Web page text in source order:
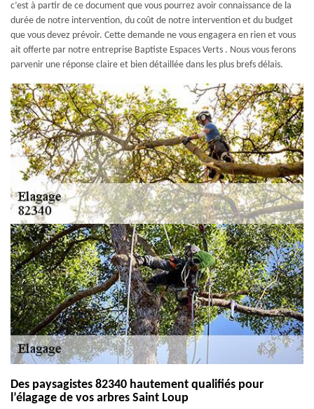
c’est à partir de ce document que vous pourrez avoir connaissance de la
durée de notre intervention, du coût de notre intervention et du budget
que vous devez prévoir. Cette demande ne vous engagera en rien et vous
ait offerte par notre entreprise Baptiste Espaces Verts . Nous vous ferons
parvenir une réponse claire et bien détaillée dans les plus brefs délais.
Des paysagistes 82340 hautement qualifiés pour
l’élagage de vos arbres Saint Loup